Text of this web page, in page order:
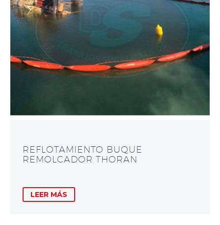
REFLOTAMIENTO BUQUE
REMOLCADOR THORAN
LEER MÁS